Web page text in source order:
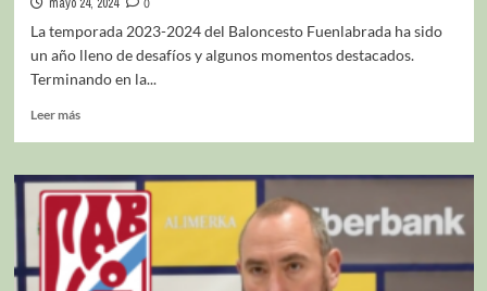
0
La temporada 2023-2024 del Baloncesto Fuenlabrada ha sido
un año lleno de desafíos y algunos momentos destacados.
Terminando en la...
Leer más